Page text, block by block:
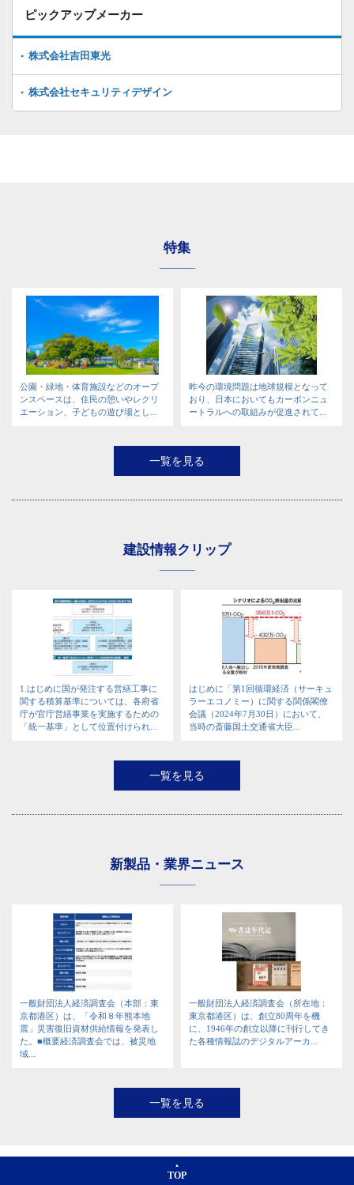
ピックアップメーカー
株式会社吉田東光
株式会社セキュリティデザイン
特集
公園・緑地・体育施設などのオープ
ンスペースは、住民の憩いやレクリ
エーション、子どもの遊び場とし...
昨今の環境問題は地球規模となって
おり、日本においてもカーボンニュ
ートラルへの取組みが促進されて...
一覧を見る
建設情報クリップ
1.はじめに国が発注する営繕工事に
関する積算基準については、各府省
庁が官庁営繕事業を実施するための
「統一基準」として位置付けられ...
はじめに「第1回循環経済（サーキュ
ラーエコノミー）に関する関係閣僚
会議（2024年7月30日）において、
当時の斎藤国土交通省大臣...
一覧を見る
新製品・業界ニュース
一般財団法人経済調査会（本部：東
京都港区）は、「令和８年熊本地
震」災害復旧資材供給情報を発表し
た。■概要経済調査会では、被災地
域...
一般財団法人経済調査会（所在地：
東京都港区）は、創立80周年を機
に、1946年の創立以降に刊行してき
た各種情報誌のデジタルアーカ...
一覧を見る
TOP